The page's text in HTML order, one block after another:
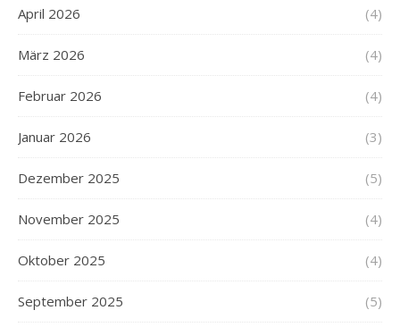
April 2026 (4)
März 2026 (4)
Februar 2026 (4)
Januar 2026 (3)
Dezember 2025 (5)
November 2025 (4)
Oktober 2025 (4)
September 2025 (5)